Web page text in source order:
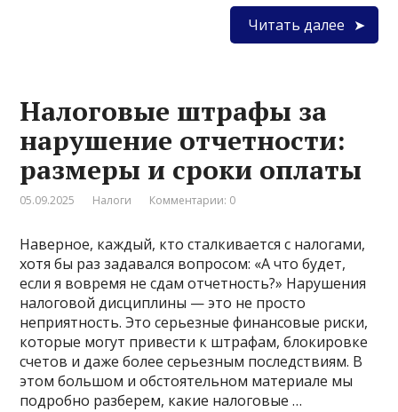
Читать далее
Налоговые штрафы за
нарушение отчетности:
размеры и сроки оплаты
05.09.2025 Налоги Комментарии: 0
Наверное, каждый, кто сталкивается с налогами,
хотя бы раз задавался вопросом: «А что будет,
если я вовремя не сдам отчетность?» Нарушения
налоговой дисциплины — это не просто
неприятность. Это серьезные финансовые риски,
которые могут привести к штрафам, блокировке
счетов и даже более серьезным последствиям. В
этом большом и обстоятельном материале мы
подробно разберем, какие налоговые …